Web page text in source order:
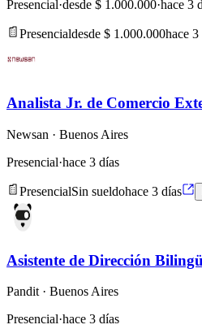
Presencial·desde $ 1.000.000·hace 3
Presencialdesde $ 1.000.000hace 3
Analista Jr. de Comercio
Newsan · Buenos Aires
Presencial·hace 3 días
PresencialSin sueldohace 3 días
Asistente de Dirección
Pandit · Buenos Aires
Presencial·hace 3 días